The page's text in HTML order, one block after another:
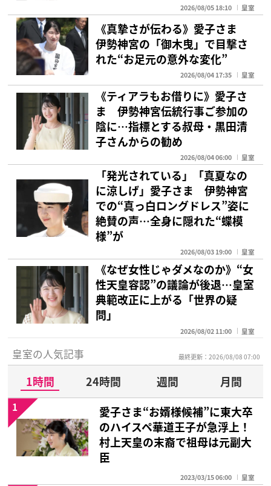
2026/08/05 18:10 皇室
《真摯さが伝わる》愛子さま
伊勢神宮の「御木曳」で目撃さ
れた“お足元の意外な変化”
2026/08/04 17:35 皇室
《ティアラもお借りに》愛子さ
ま 伊勢神宮伝統行事ご参加の
陰に…指標とする叔母・黒田清
子さんからの勧め
2026/08/04 06:00 皇室
「発光されている」「真夏なの
に涼しげ」愛子さま 伊勢神宮
での“真っ白ロングドレス”姿に
絶賛の声…全身に隠れた“蝶模
様”が
2026/08/03 19:00 皇室
《なぜ女性じゃダメなのか》“女
性天皇容認”の議論が後退…皇室
典範改正に上がる「世界の疑
問」
2026/08/02 11:00 皇室
皇室の人気記事 最終更新：2026/08/08 07:00
1時間 24時間 週間
月間
愛子さま“お婿様候補”に東大卒
のハイスペ華道王子が急浮上！
村上天皇の末裔で祖母は元副大
臣
2023/03/15 06:00 皇室
1